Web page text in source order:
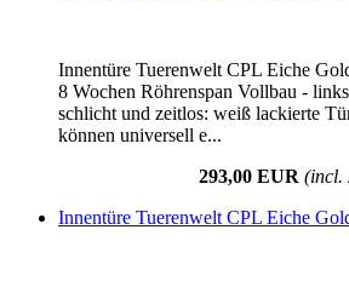
Innentüre Tuerenwelt CPL Eiche
8 Wochen Röhrenspan Vollbau -
schlicht und zeitlos: weiß lackierte
können universell e...
293,00 EUR (incl.
Innentüre Tuerenwelt CPL Eiche